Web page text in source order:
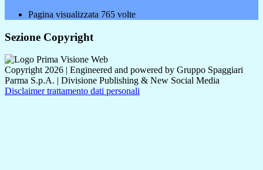
Pagina visualizzata 765 volte
Sezione Copyright
Copyright 2026 | Engineered and powered by Gruppo Spaggiari
Parma S.p.A. | Divisione Publishing & New Social Media
Disclaimer trattamento dati personali